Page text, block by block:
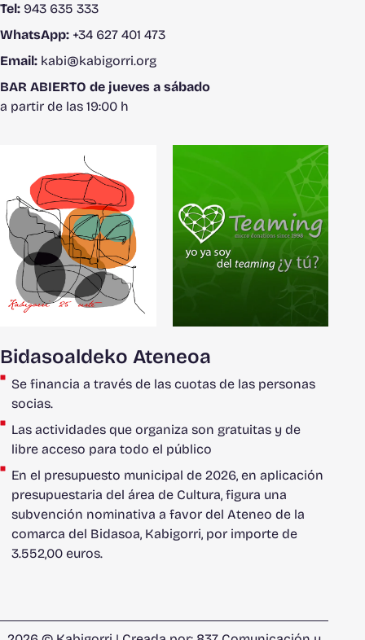
Tel: 943 635 333
WhatsApp: +34 627 401 473
Email: kabi@kabigorri.org
BAR ABIERTO de jueves a sábado
a partir de las 19:00 h
Bidasoaldeko Ateneoa
Se financia a través de las cuotas de las personas
socias.
Las actividades que organiza son gratuitas y de
libre acceso para todo el público
En el presupuesto municipal de 2026, en aplicación
presupuestaria del área de Cultura, figura una
subvención nominativa a favor del Ateneo de la
comarca del Bidasoa, Kabigorri, por importe de
3.552,00 euros.